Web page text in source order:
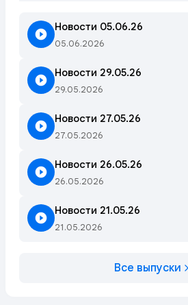
Новости 05.06.26
05.06.2026
Новости 29.05.26
29.05.2026
Новости 27.05.26
27.05.2026
Новости 26.05.26
26.05.2026
Новости 21.05.26
21.05.2026
Все выпуски